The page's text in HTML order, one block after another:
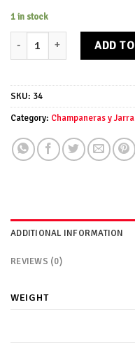
1 in stock
Jarra metálica quantity
ADD
SKU: 34
Category: Champaneras y
ADDITIONAL INFORMATION
REVIEWS (0)
WEIGHT